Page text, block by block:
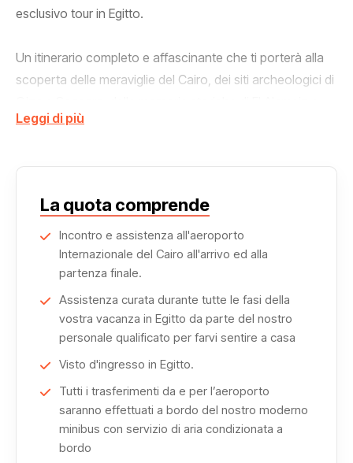
esclusivo tour in Egitto.
Un itinerario completo e affascinante che ti porterà alla
scoperta delle meraviglie del Cairo, dei siti archeologici di
della magia dell’Oasi di Siwa, nel cuore del deserto.
Il viaggio inizia alCairo, una delle capitali più vivaci e
Visiterai l’imponente complesso delle Piramidi di Giza,
inclusa la Sfinge, e l’antico sito archeologico di Saqqara,
dove si trova la celebre piramide a gradoni.
Il tour prosegue con la visita al Grand Egyptian
Museum (GEM), il nuovo e spettacolare museo che
ospita straordinari reperti dell’antico Egitto, incluso il
tesoro di Tutankhamon.
Non mancheranno tappe culturali nel cuore islamico della
città, con la visita alla Cittadella di Saladino e alla
Leggi di più
La quota comprende
Incontro e assistenza all'aeroporto
Internazionale del Cairo all'arrivo ed alla
partenza finale.
Assistenza curata durante tutte le fasi della
vostra vacanza in Egitto da parte del nostro
personale qualificato per farvi sentire a casa
Visto d'ingresso in Egitto.
Tutti i trasferimenti da e per l’aeroporto
saranno effettuati a bordo del nostro moderno
minibus con servizio di aria condizionata a
bordo